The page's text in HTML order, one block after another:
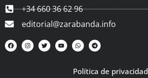
+34 660 36 62 96
editorial@zarabanda.info
Política de privacidad